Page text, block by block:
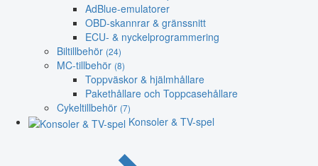
AdBlue-emulatorer
OBD-skannrar & gränssnitt
ECU- & nyckelprogrammering
Biltillbehör (24)
MC-tillbehör (8)
Toppväskor & hjälmhållare
Pakethållare och Toppcasehållare
Cykeltillbehör (7)
Konsoler & TV-spel